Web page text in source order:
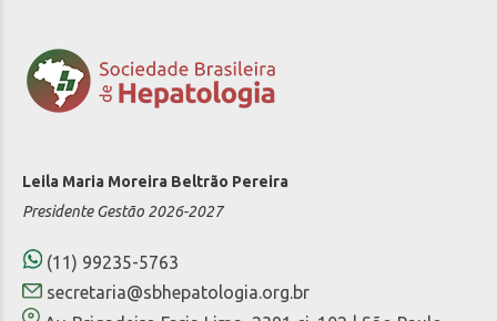
Leila Maria Moreira Beltrão Pereira
Presidente Gestão 2026-2027
(11) 99235-5763
secretaria@sbhepatologia.org.br